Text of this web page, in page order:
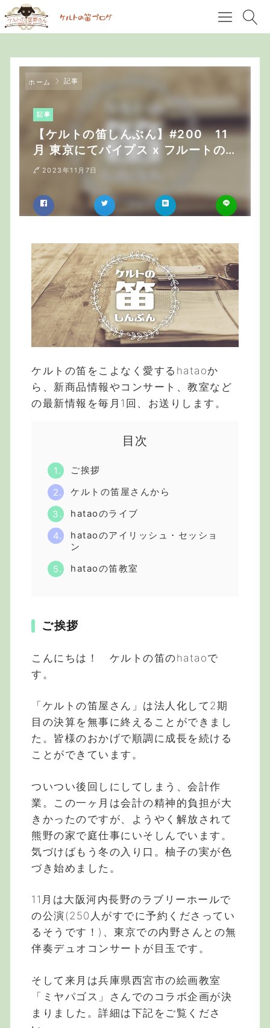
ホーム 記事
記事
【ケルトの笛しんぶん】#200 11
月 東京にてパイプス x フルートの
無伴奏ライブを開催
2023年11月7日
ケルトの笛をこよなく愛するhataoか
ら、新商品情報やコンサート、教室など
の最新情報を毎月1回、お送りします。
目次
ご挨拶
ケルトの笛屋さんから
hataoのライブ
hataoのアイリッシュ・セッショ
ン
hataoの笛教室
ご挨拶
こんにちは！ ケルトの笛のhataoで
す。
「ケルトの笛屋さん」は法人化して2期
目の決算を無事に終えることができまし
た。皆様のおかげで順調に成長を続ける
ことができています。
ついつい後回しにしてしまう、会計作
業。この一ヶ月は会計の精神的負担が大
きかったのですが、ようやく解放されて
熊野の家で庭仕事にいそしんでいます。
気づけばもう冬の入り口。柚子の実が色
づき始めました。
11月は大阪河内長野のラブリーホールで
の公演(250人がすでに予約くださってい
るそうです！)、東京での内野さんとの無
伴奏デュオコンサートが目玉です。
そして来月は兵庫県西宮市の絵画教室
「ミヤパゴス」さんでのコラボ企画が決
まりました。詳細は下記をご覧くださ